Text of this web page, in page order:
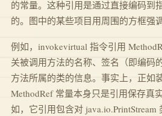
的常量。这种引用是通过直接编码到
的。图中的某些项目用周围的方框强
例如，invokevirtual 指令引用
关被调用方法的名称、签名（即编码
方法所属的类的信息。事实上，正如
MethodRef 常量本身只是引用保存真
如，它引用包含对 java.io.PrintStream